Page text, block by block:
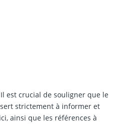
est crucial de souligner que le
strictement à informer et
ainsi que les références à